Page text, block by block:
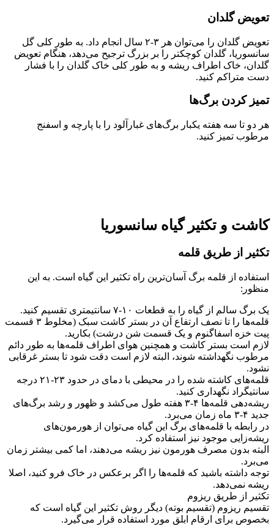
تعویض گلدان
تعویض گلدان را می‌توان هر ۳-۲ سال انجام داد. به طور کلی گل
سانسوریا، گلدان کوچکتر را بر بزرگ ترجیح می‌دهد، هنگام تعویض
گلدان، خاک اطراف ریشه و به طور کلی خاک گلدان را با فشار
دست متراکم کنید.
تمیز کردن برگ‌ها
هر دو تا سه هفته یکبار برگ‌های غبارآلود را با پارچه و اسفنج
مرطوب تمیز کنید.
کاشت و تکثیر گیاه سانسوریا
تکثیر از طریق قلمه
استفاده از قلمه برگ آسان‌ترین راه تکثیر این گیاه است. به این
منظور:
یک برگ سالم از گیاه را به قطعات ۱۰-۷ سانتیمتری تقسیم کنید.
قلمه‌ها را تا نصف ارتفاع آن در بستر کاشت سبک (مخلوط ۳ قسمت
پیت خزه اسفاگنوم و یک قسمت شن درشت) بکارید.
لازم است بستر کاشت و همچنین هوای اطراف قلمه‌ها به طور دائم
مرطوب نگهداشته شوند، البته لازم است دقت شود تا بستر غرقابی
نشود.
قلمه‌های کاشته شده را در محیطی با دمای در حدود ۲۳-۲۱ درجه
سانتیگراد نگهداری کنید.
ریشه‌دهی قلمه‌ها ۴-۳ هفته طول می‌کشد و ظهور و رشد برگ‌های
جدید ۴-۳ ماه زمان می‌برد.
در رابطه با قلمه‌های برگ این گیاه می‌توان از هورمون‌های
ریشه‌زایی موجود نیز استفاده کرد.
البته بدون مصرف هورمون نیز ریشه می‌دهند، اما کمی بیشتر زمان
می‌برد.
توجه داشته باشید که قلمه‌ها را اگر برعکس در خاک فرو کنید، اصلا
ریشه نمی‌دهد.
تکثیر از طریق ریزوم
تقسیم ریزوم (تقسیم بوته) دیگر روش تکثیر این گیاه است که
بخصوص برای ارقام ابلق مورد استفاده قرار می‌گیرد.